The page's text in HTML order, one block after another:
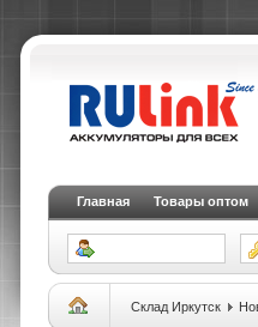
Главная Товары оптом
Склад Иркутск